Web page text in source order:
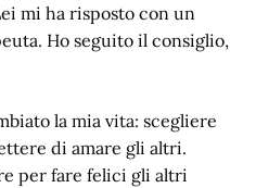
mi ha risposto con un
Ho seguito il consiglio,
la mia vita: scegliere
di amare gli altri.
per fare felici gli altri